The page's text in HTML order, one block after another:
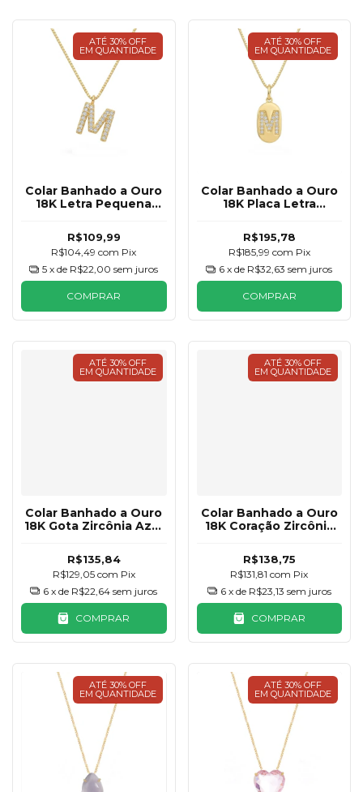
ATÉ 30% OFF
EM QUANTIDADE
Colar Banhado a Ouro
18K Letra Pequena
R$109,99
R$104,49com Pix
5 x de R$22,00 sem juros
COMPRAR
ATÉ 30% OFF
EM QUANTIDADE
Colar Banhado a Ouro
18K Placa Letra
R$195,78
R$185,99 com Pix
6 x de R$32,63 sem juros
COMPRAR
ATÉ 30% OFF
EM QUANTIDADE
Colar Banhado a Ouro
18K Gota Zircônia Azul
R$135,84
R$129,05 com Pix
6 x de R$22,64 sem juros
COMPRAR
ATÉ 30% OFF
EM QUANTIDADE
Colar Banhado a Ouro
18K Coração Zircônia
R$138,75
R$131,81com Pix
6 x de R$23,13 sem juros
COMPRAR
ATÉ 30% OFF
EM QUANTIDADE
ATÉ 30% OFF
EM QUANTIDADE